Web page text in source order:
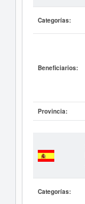
Categorías:
Beneficiarios:
Provincia:
Categorías: